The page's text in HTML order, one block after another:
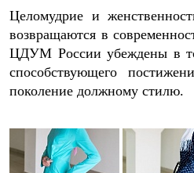
Целомудрие и
возвращаются в
ЦДУМ России убеждены в
способствующего
поколение должному стилю.